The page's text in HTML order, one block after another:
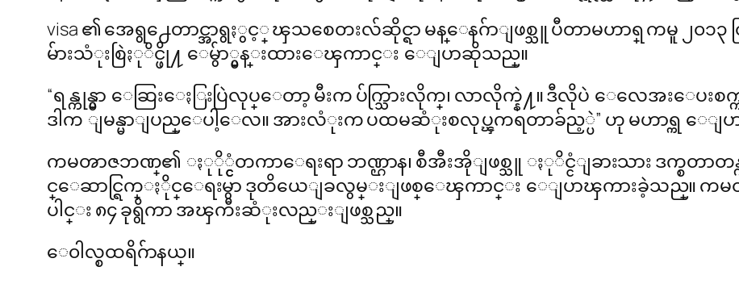
visa ၏ အေရွ႕ေတာင္အာရွႏွင့္ ၾသစေတးလ်ဆိုင္ရာ မန္ေနဂ်ာျဖစ္သူ ပီတာမဟာရ္ ကမူ ၂၀၁၃ တြင္
မ်ားသံုးစြဲႏုိင္ဖို႔ ေမွ်ာ္မွန္းထားေၾကာင္း ေျပာဆိုသည္။
“ရန္ကုန္မွာ ေဆြးေႏြးပြဲလုပ္ေတာ့ မီးက ပ်က္သြားလိုက္၊ လာလိုက္နဲ႔။ ဒီလိုပဲ ေလေအးေပးစ
ဒါက ျမန္မာျပည္ေပါ့ေလ။ အားလံုးက ပထမဆံုးစလုပ္ၾကရတာခ်ည့္ပဲ” ဟု မဟာရ္က ေျ
ကမၻာဇဘဏ္၏ ႏုို္င္ငံတကာေရးရာ ဘဏ္ဌာန၊ စီအီးအိုျဖစ္သူ ႏုိင္ငံျခားသား ဒက္စတာတန္
င္ေဆာင္ရြက္ႏိုင္ေရးမွာ ဒုတိယေျခလွမ္းျဖစ္ေၾကာင္း ေျပာၾကားခဲ့သည္။ ကမၻာ
ပါင္း ၈၄ ခုရွိကာ အၾကီးဆံုးလည္းျဖစ္သည္။
ေ၀ါလ္စထရိဂ်ာနယ္။